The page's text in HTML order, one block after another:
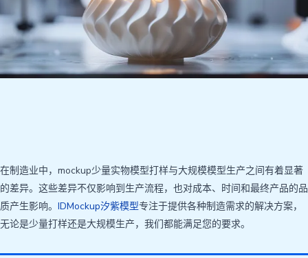
在制造业中，mockup少量实物模型打样与大规模模型生产之间有着显著
的差异。这些差异不仅影响到生产流程，也对成本、时间和最终产品的品
质产生影响。 IDMockup汐紫模型专注于提供各种制造需求的解决方案，
无论是少量打样还是大规模生产，我们都能满足您的要求。